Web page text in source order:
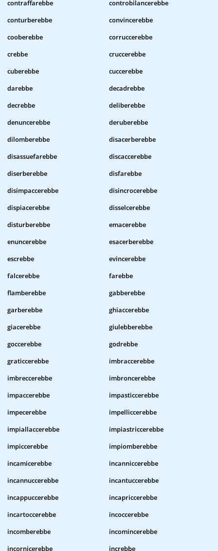
contraffarebbe
controbilancerebbe
conturberebbe
convincerebbe
cooberebbe
corruccerebbe
crebbe
cruccerebbe
cuberebbe
cuccerebbe
darebbe
decadrebbe
decrebbe
deliberebbe
denuncerebbe
deruberebbe
dilomberebbe
disacerberebbe
disassuefarebbe
discaccerebbe
diserberebbe
disfarebbe
disimpaccerebbe
disincrocerebbe
dispiacerebbe
disselcerebbe
disturberebbe
emacerebbe
enuncerebbe
esacerberebbe
escrebbe
evincerebbe
falcerebbe
farebbe
flamberebbe
gabberebbe
garberebbe
ghiaccerebbe
giacerebbe
giulebberebbe
goccerebbe
godrebbe
graticcerebbe
imbraccerebbe
imbreccerebbe
imbroncerebbe
impaccerebbe
impasticcerebbe
impecerebbe
impelliccerebbe
impiallaccerebbe
impiastriccerebbe
impiccerebbe
impiomberebbe
incamicerebbe
incanniccerebbe
incannuccerebbe
incantuccerebbe
incappuccerebbe
incapriccerebbe
incartoccerebbe
incoccerebbe
incomberebbe
incomincerebbe
incornicerebbe
increbbe